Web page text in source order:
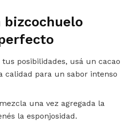
bizcochuelo
posibilidades, usá un cacao
calidad para un sabor intenso
una vez agregada la
la esponjosidad.